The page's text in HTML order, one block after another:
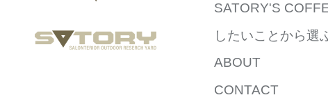
SATORY'S
したいことから選
ABOUT
CONTACT